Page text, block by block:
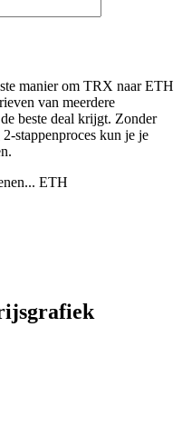
manier om TRX naar ETH
van meerdere
beste deal krijgt. Zonder
stappenproces kun je je
ETH